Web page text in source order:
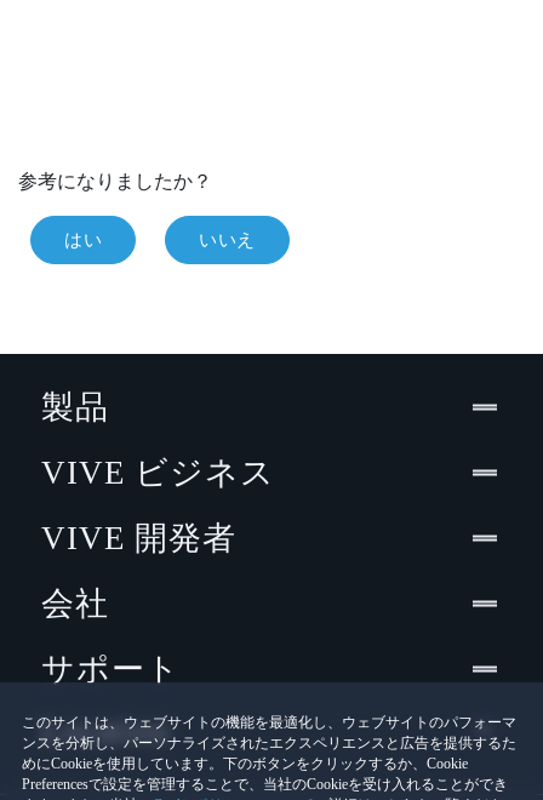
参考になりましたか？
はい いいえ
このサイトは、ウェブサイトの機能を最適化し、ウェブサイトのパフォーマ
ンスを分析し、パーソナライズされたエクスペリエンスと広告を提供するた
めにCookieを使用しています。下のボタンをクリックするか、Cookie
Preferencesで設定を管理することで、当社のCookieを受け入れることができ
製品
VIVE ビジネス
VIVE 開発者
会社
サポート
Location